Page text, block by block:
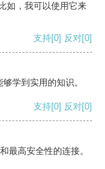
如，我可以使用它来
支持[0] 反对[0]
学到实用的知识。
支持[0] 反对[0]
最高安全性的连接。